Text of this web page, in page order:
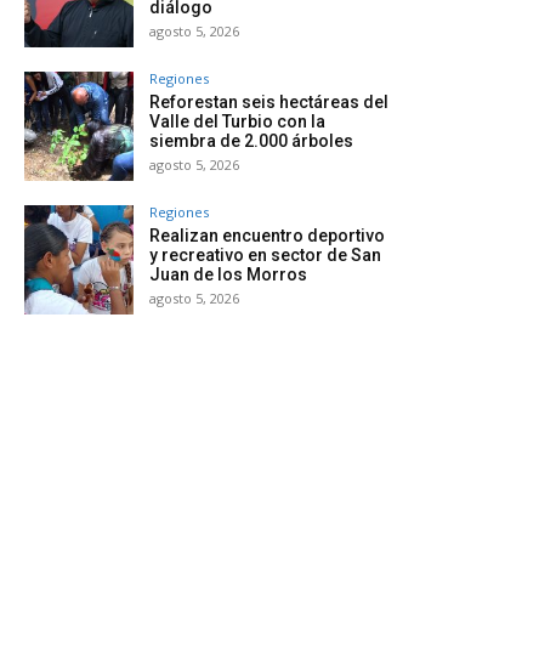
diálogo
agosto 5, 2026
Regiones
Reforestan seis hectáreas del
Valle del Turbio con la
siembra de 2.000 árboles
agosto 5, 2026
Regiones
Realizan encuentro deportivo
y recreativo en sector de San
Juan de los Morros
agosto 5, 2026